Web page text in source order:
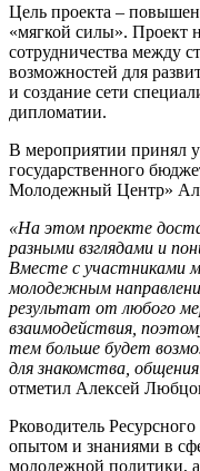
Цель проекта –
«мягкой силы». Проект
сотрудничества между
возможностей для
и создание сети
дипломатии.
В мероприятии принял
государственного
Молодежный Центр»
«На этом проекте
разными взглядами и
Вместе с участниками
молодежным
результат от любого
взаимодействия,
тем больше будет
для знакомства,
отметил Алексей
Рководитель
опытом и знаниями в
молодежной политики, а